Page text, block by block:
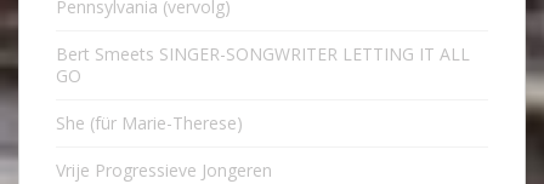
Pennsylvania (vervolg)
Bert Smeets SINGER-SONGWRITER LETTING IT ALL
GO
She (für Marie-Therese)
Vrije Progressieve Jongeren